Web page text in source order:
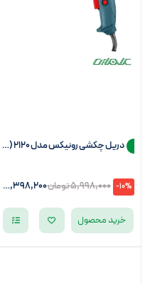
دریل چکشی رونیکس مدل 2120 (سه نظام 10)
-10%
5,998,000تومان5,398,200
خرید محصول